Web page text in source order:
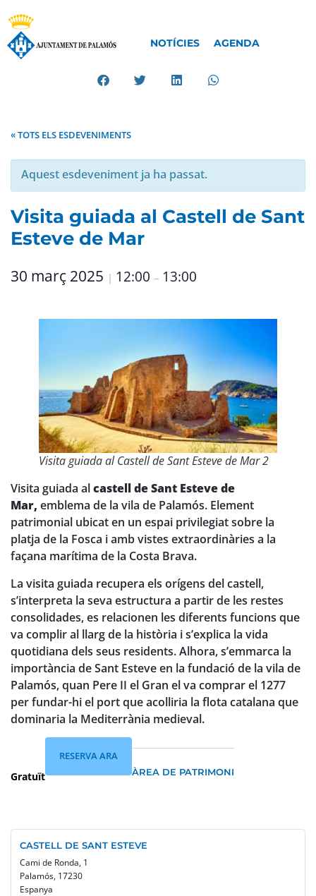
NOTÍCIES AGENDA
« TOTS ELS ESDEVENIMENTS
Aquest esdeveniment ja ha passat.
Visita guiada al Castell de Sant
Esteve de Mar
30 març 2025 | 12:00 – 13:00
Visita guiada al Castell de Sant Esteve de Mar 2
Visita guiada alcastell de Sant Esteve de
Mar, emblema de la vila de Palamós. Element
patrimonial ubicat en un espai privilegiat sobre la
platja de la Fosca i amb vistes extraordinàries a la
façana marítima de la Costa Brava.
La visita guiada recupera els orígens del castell,
s’interpreta la seva estructura a partir de les restes
consolidades, es relacionen les diferents funcions que
va complir al llarg de la història i s’explica la vida
quotidiana dels seus residents. Alhora, s’emmarca la
importància de Sant Esteve en la fundació de la vila de
Palamós, quan Pere II el Gran el va comprar el 1277
per fundar-hi el port que acolliria la flota catalana que
dominaria la Mediterrània medieval.
Gratuït
RESERVA ARA
ÀREA DE PATRIMONI
CASTELL DE SANT ESTEVE
Cami de Ronda, 1
Palamós, 17230
Espanya